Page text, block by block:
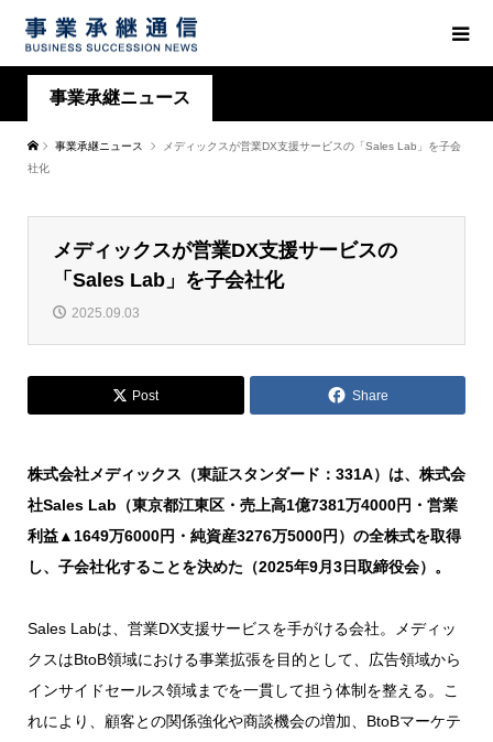
事業承継ニュース
事業承継ニュース
メディックスが営業DX支援サービスの「Sales Lab」を子会
社化
メディックスが営業DX支援サービスの
「Sales Lab」を子会社化
2025.09.03
Post Share
株式会社メディックス（東証スタンダード：331A）は、株式会
社Sales Lab（東京都江東区・売上高1億7381万4000円・営業
利益▲1649万6000円・純資産3276万5000円）の全株式を取得
し、子会社化することを決めた（2025年9月3日取締役会）。
Sales Labは、営業DX支援サービスを手がける会社。メディッ
クスはBtoB領域における事業拡張を目的として、広告領域から
インサイドセールス領域までを一貫して担う体制を整える。こ
れにより、顧客との関係強化や商談機会の増加、BtoBマーケテ